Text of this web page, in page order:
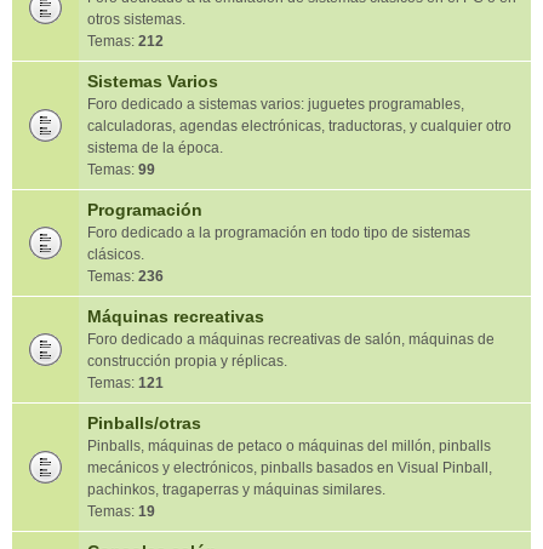
otros sistemas.
Temas: 212
Sistemas Varios
Foro dedicado a sistemas varios: juguetes programables,
calculadoras, agendas electrónicas, traductoras, y cualquier otro
sistema de la época.
Temas: 99
Programación
Foro dedicado a la programación en todo tipo de sistemas
clásicos.
Temas: 236
Máquinas recreativas
Foro dedicado a máquinas recreativas de salón, máquinas de
construcción propia y réplicas.
Temas: 121
Pinballs/otras
Pinballs, máquinas de petaco o máquinas del millón, pinballs
mecánicos y electrónicos, pinballs basados en Visual Pinball,
pachinkos, tragaperras y máquinas similares.
Temas: 19